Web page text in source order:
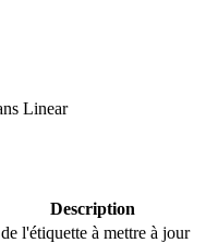
Linear
Description
l'étiquette à mettre à jour